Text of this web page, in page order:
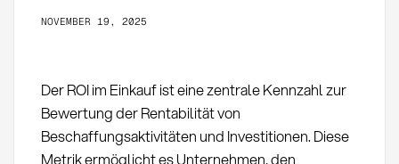
NOVEMBER 19, 2025
Der ROI im Einkauf ist eine zentrale Kennzahl zur
Bewertung der Rentabilität von
Beschaffungsaktivitäten und Investitionen. Diese
Metrik ermöglicht es Unternehmen, den